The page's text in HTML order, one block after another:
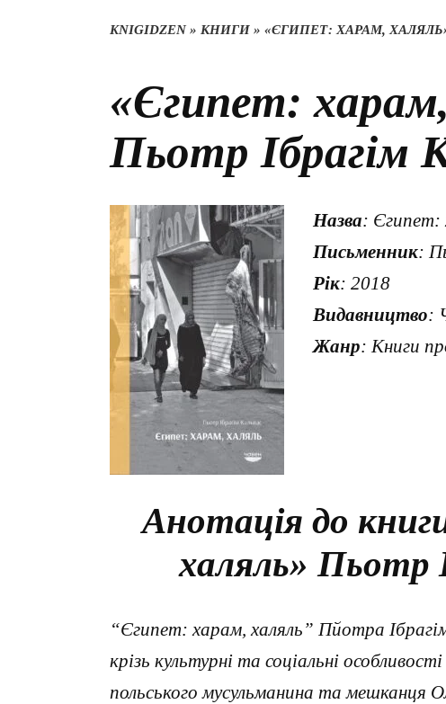
KNIGIDZEN» КНИГИ » «ЄГИПЕТ: ХАРАМ,
«Єгипет:
Пьотр Ібрагім
Назва: Єгипет:
Письменник:
Рік: 2018
Видавництво:
Жанр: Книги
Анотація до
халяль» Пьотр
“Єгипет: харам, халяль” Пйотра
крізь культурні та соціальні
польського мусульманина та мешканця